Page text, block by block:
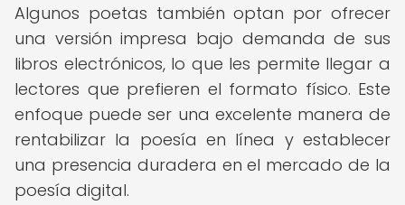
Algunos poetas también optan por ofrecer
una versión impresa bajo demanda de sus
libros electrónicos, lo que les permite llegar a
lectores que prefieren el formato físico. Este
enfoque puede ser una excelente manera de
rentabilizar la poesía en línea y establecer
una presencia duradera en el mercado de la
poesía digital.